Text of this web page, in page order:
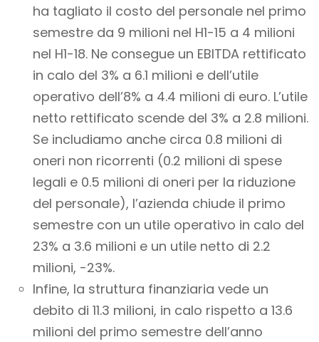
ha tagliato il costo del personale nel primo
semestre da 9 milioni nel H1-15 a 4 milioni
nel H1-18. Ne consegue un EBITDA rettificato
in calo del 3% a 6.1 milioni e dell’utile
operativo dell’8% a 4.4 milioni di euro. L’utile
netto rettificato scende del 3% a 2.8 milioni.
Se includiamo anche circa 0.8 milioni di
oneri non ricorrenti (0.2 milioni di spese
legali e 0.5 milioni di oneri per la riduzione
del personale), l’azienda chiude il primo
semestre con un utile operativo in calo del
23% a 3.6 milioni e un utile netto di 2.2
milioni, -23%.
Infine, la struttura finanziaria vede un
debito di 11.3 milioni, in calo rispetto a 13.6
milioni del primo semestre dell’anno